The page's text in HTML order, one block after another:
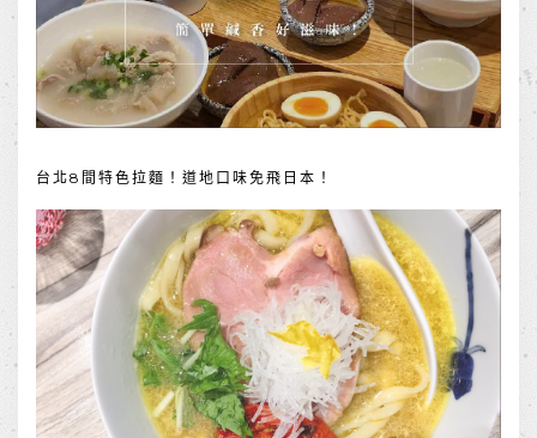
台北8間特色拉麵！道地口味免飛日本！